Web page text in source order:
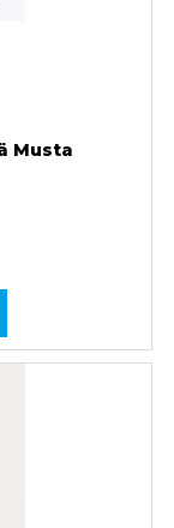
Musta